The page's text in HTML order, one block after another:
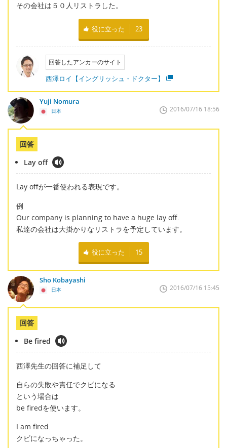
その会社は５０人リストラした。
役に立った 23
回答したアンカーのサイト
西澤ロイ【イングリッシュ・ドクター】
Yuji Nomura
日本 2016/07/16 18:56
回答
Lay off
Lay offが一番使われる表現です。
例
Our company is planning to have a huge lay off.
私達の会社は大掛かりなリストラを予定しています。
役に立った 15
Sho Kobayashi
日本 2016/07/16 15:45
回答
Be fired
西澤先生の回答に補足して
自らの失敗や責任でクビになる
という場合は
be firedを使います。
I am fired.
クビになっちゃった。